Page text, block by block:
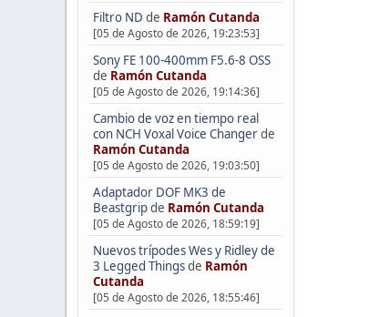
Filtro ND de Ramón Cutanda
[05 de Agosto de 2026, 19:23:53]
Sony FE 100-400mm F5.6-8 OSS
de Ramón Cutanda
[05 de Agosto de 2026, 19:14:36]
Cambio de voz en tiempo real
con NCH Voxal Voice Changerde
Ramón Cutanda
[05 de Agosto de 2026, 19:03:50]
Adaptador DOF MK3 de
Beastgripde Ramón Cutanda
[05 de Agosto de 2026, 18:59:19]
Nuevos trípodes Wes y Ridley de
3 Legged Thingsde Ramón
Cutanda
[05 de Agosto de 2026, 18:55:46]